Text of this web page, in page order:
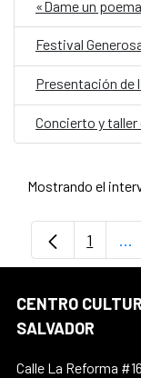
Festival
Concierto y taller
Mostrando el
Página
1 ...
CENTRO
SALVADOR
Calle La Reforma